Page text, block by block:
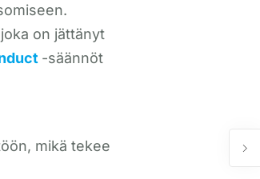
on jättänyt
-säännöt
mikä tekee